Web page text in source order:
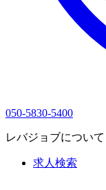
050-5830-5400
レバジョブについて
求人検索